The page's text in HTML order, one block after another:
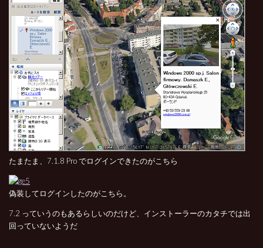
たまたま、7.1.8 Pro でログインできたのがこちら
偽装してログインしたのがこちら。
7.2 っていうのもあるらしいのだけど、インストーラーのカタチでは出
回っていないようだ